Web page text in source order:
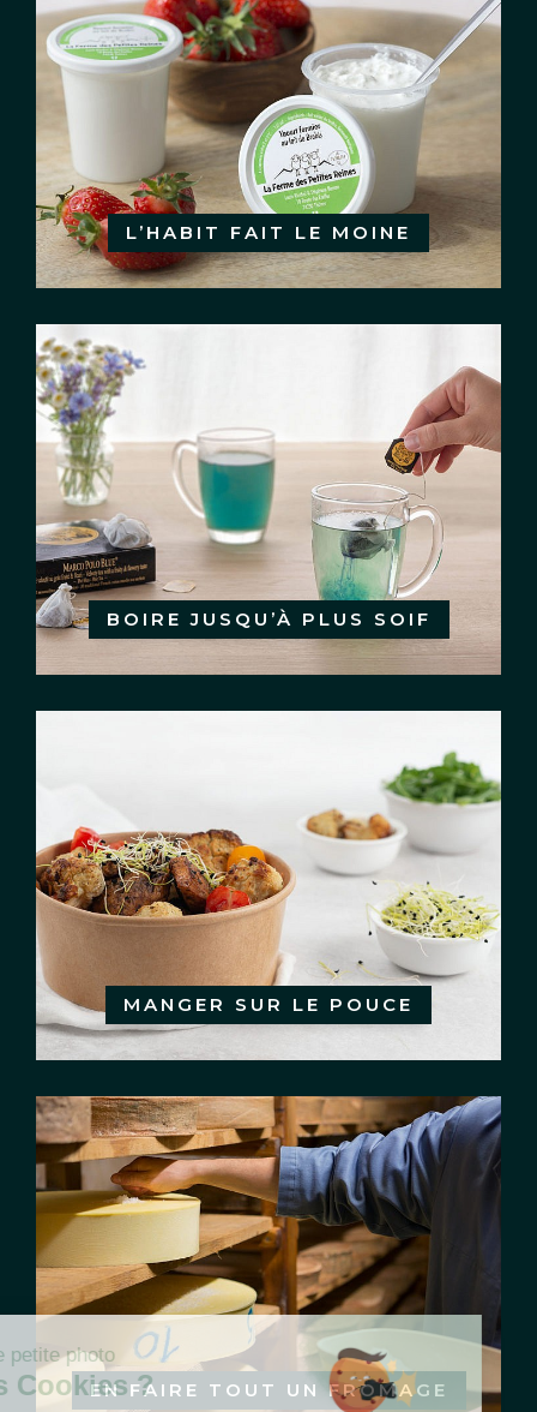
L’HABIT FAIT LE MOINE
BOIRE JUSQU’À PLUS SOIF
MANGER SUR LE POUCE
EN FAIRE TOUT UN FROMAGE